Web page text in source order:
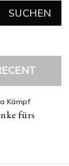
Kämpf
fürs